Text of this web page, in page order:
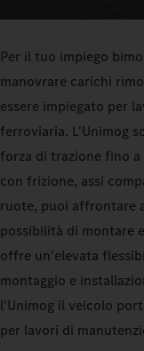
Per il tuo impiego
manovrare carichi
essere impiegato per
ferroviaria. L'Unimog
forza di trazione fino
con frizione, assi
ruote, puoi affrontare
possibilità di montare
offre un'elevata
montaggio e
l'Unimog il veicolo
per lavori di